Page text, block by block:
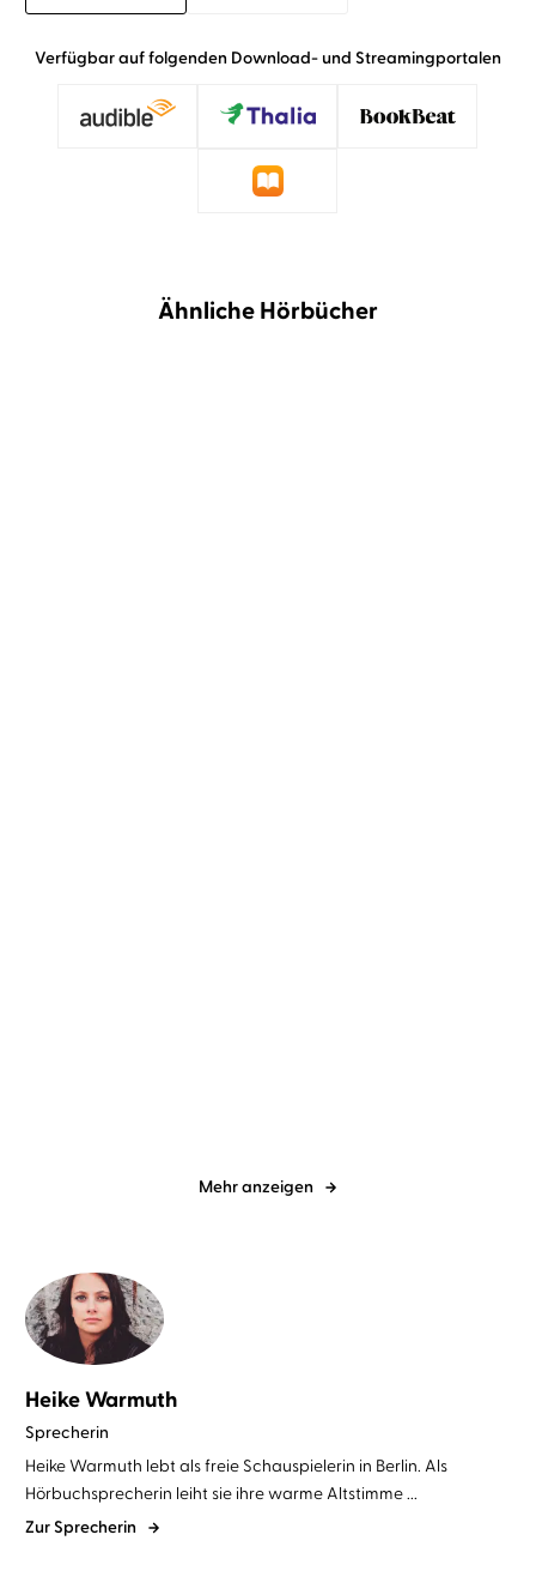
Verfügbar auf folgenden Download- und Streamingportalen
Ähnliche Hörbücher
Mehr anzeigen
Heike Warmuth
Sprecherin
Heike Warmuth lebt als freie Schauspielerin in Berlin. Als
Hörbuchsprecherin leiht sie ihre warme Altstimme ...
Zur Sprecherin